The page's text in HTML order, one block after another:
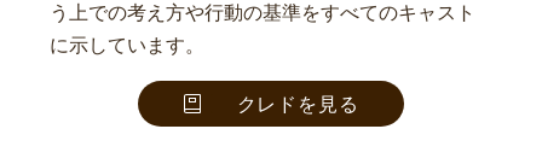
う上での考え方や行動の基準をすべてのキャスト
に示しています。
クレドを見る